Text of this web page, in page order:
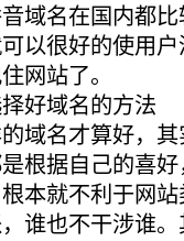
域名在国内都
以很好的使用
网站了。
域名的方法
名才算好，其
根据自己的喜
本就不利于网
谁也不干涉谁